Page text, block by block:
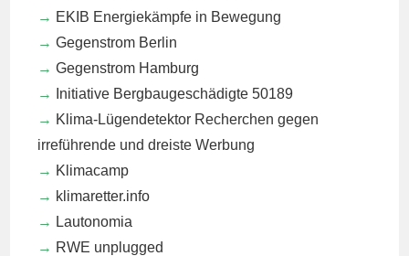
EKIB Energiekämpfe in Bewegung
Gegenstrom Berlin
Gegenstrom Hamburg
Initiative Bergbaugeschädigte 50189
Klima-Lügendetektor Recherchen gegen
irreführende und dreiste Werbung
Klimacamp
klimaretter.info
Lautonomia
RWE unplugged